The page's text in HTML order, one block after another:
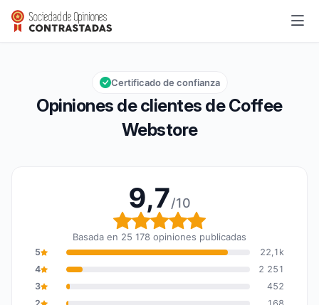
Coffee Webstore
Calificación global: 9,7 de 10
9,7/10
Opiniones de clientes de Coffee
Webstore
Certificado de confianza
9,7/10
Calificación global: 9,7
Basada en 25 178 opiniones publicadas
5
22,1k
4
2 251
3
452